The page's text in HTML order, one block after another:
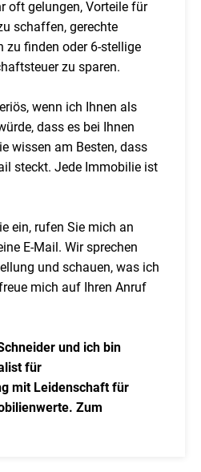
oft gelungen, Vorteile für
schaffen, gerechte
zu finden oder 6-stellige
zu sparen.
wenn ich Ihnen als
dass es bei Ihnen
wissen am Besten, dass
steckt. Jede Immobilie ist
ein, rufen Sie mich an
E-Mail. Wir sprechen
und schauen, was ich
mich auf Ihren Anruf
und ich bin
für
mit Leidenschaft für
Zum